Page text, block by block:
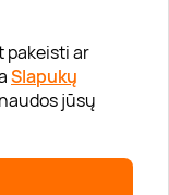
pakeisti ar
Slapukų
jūsų